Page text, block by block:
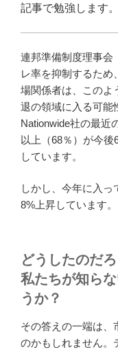
記事で勉強します
連邦準備制度理事会
レ率を抑制するた
場関係者は、このよ
退の領域に入る可能
Nationwide社の最近
以上（68％）が今
しています。
しかし、今年に入っ
8%上昇しています。
どうしたのだ
私たちが知ら
うか？
その答えの一端は、
のかもしれません。